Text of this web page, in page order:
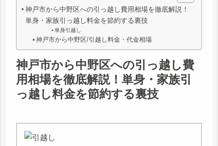
神戸市から中野区への引っ越し費用相場を徹底解説！
単身・家族引っ越し料金を節約する裏技
単身引越し
神戸市から中野区/引越し料金・代金相場
神戸市から中野区への引っ越し費
用相場を徹底解説！単身・家族引
っ越し料金を節約する裏技